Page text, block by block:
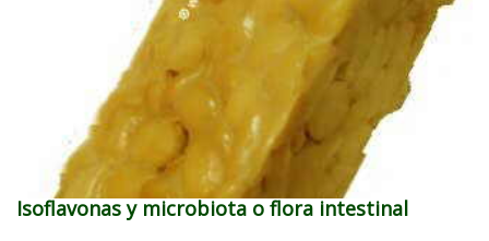
Isoflavonas y microbiota o flora intestinal